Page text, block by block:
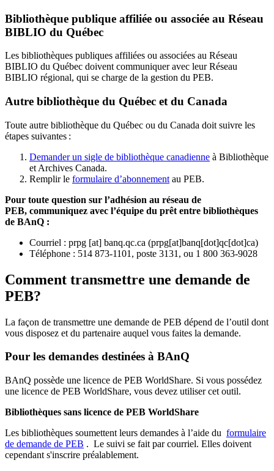
Bibliothèque publique affiliée ou associée au Réseau
BIBLIO du Québec
Les bibliothèques publiques affiliées ou associées au Réseau
BIBLIO du Québec doivent communiquer avec leur Réseau
BIBLIO régional, qui se charge de la gestion du PEB.
Autre bibliothèque du Québec et du Canada
Toute autre bibliothèque du Québec ou du Canada doit suivre les
étapes suivantes :
Demander un sigle de bibliothèque canadienne à Bibliothèque
et Archives Canada.
Remplir le formulaire d’abonnement au PEB.
Pour toute question sur l’adhésion au réseau de
PEB, communiquez avec l’équipe du prêt entre bibliothèques
de BAnQ :
Courriel : prpg [at] banq.qc.ca (prpg[at]banq[dot]qc[dot]ca)
Téléphone : 514 873-1101, poste 3131, ou 1 800 363-9028
Comment transmettre une demande de
PEB?
La façon de transmettre une demande de PEB dépend de l’outil dont
vous disposez et du partenaire auquel vous faites la demande.
Pour les demandes destinées à BAnQ
BAnQ possède une licence de PEB WorldShare. Si vous possédez
une licence de PEB WorldShare, vous devez utiliser cet outil.
Bibliothèques sans licence de PEB WorldShare
Les bibliothèques soumettent leurs demandes à l’aide du formulaire
de demande de PEB . Le suivi se fait par courriel. Elles doivent
cependant s'inscrire préalablement.